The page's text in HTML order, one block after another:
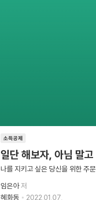
소득공제
일단 해보자, 아님 말고
나를 지키고 싶은 당신을 위한 주문
임은아저
혜화동
2022.01.07.